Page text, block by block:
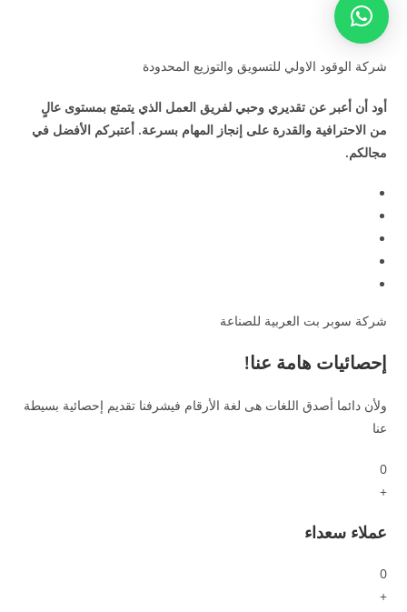
شركة الوقود الاولي للتسويق والتوزيع المحدودة
أود أن أعبر عن تقديري وحبي لفريق العمل الذي يتمتع بمستوى عالٍ
من الاحترافية والقدرة على إنجاز المهام بسرعة. أعتبركم الأفضل في
مجالكم.
شركة سوبر بت العربية للصناعة
إحصائيات هامة عنا!
ولأن دائما أصدق اللغات هى لغة الأرقام فيشرفنا تقديم إحصائية بسيطة
عنا
0
+
عملاء سعداء
0
+